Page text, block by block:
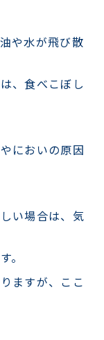
や水が飛び散
、食べこぼし
においの原因
い場合は、気
。
ますが、ここ